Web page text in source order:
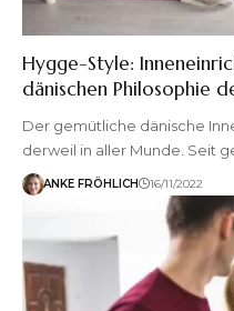
Hygge-Style:
dänischen Philosophie
Der gemütliche dänische
derweil in aller Munde. Seit
ANKE FRÖHLICH 16/11/2022